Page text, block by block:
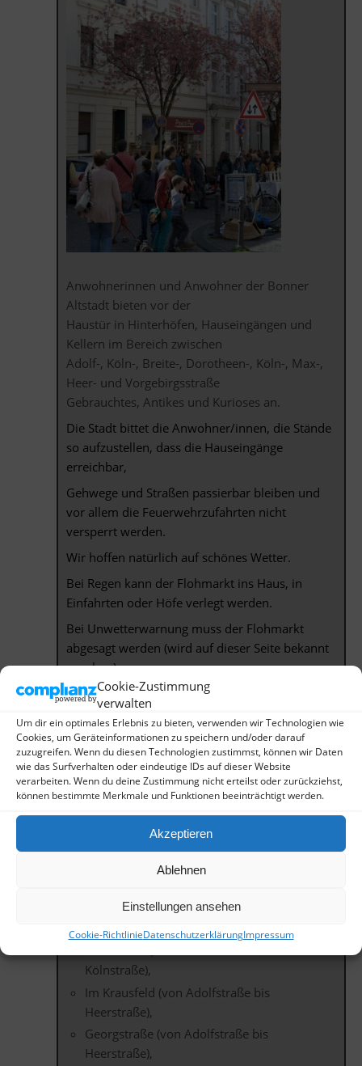
Cookie-Zustimmung
verwalten
Um dir ein optimales Erlebnis zu bieten, verwenden wir Technologien wie
Cookies, um Geräteinformationen zu speichern und/oder darauf
zuzugreifen. Wenn du diesen Technologien zustimmst, können wir Daten
wie das Surfverhalten oder eindeutige IDs auf dieser Website
verarbeiten. Wenn du deine Zustimmung nicht erteilst oder zurückziehst,
können bestimmte Merkmale und Funktionen beeinträchtigt werden.
Akzeptieren
Ablehnen
Einstellungen ansehen
Cookie-RichtlinieDatenschutzerklärungImpressum
Anwohnerinnen und Anwohner der Bonner
Altstadt bieten vor der
Haustür in Hinterhöfen, Hauseingängen und
Kellern im Bereich zwischen
Adolf-, Köln-, Breite-, Dorotheen-, Köln-, Max-,
Heer- und Vorgebirgsstraße
Gebrauchtes, Antikes und Kurioses an.
Die Stadt bittet die Anwohner/innen, die Stände
so aufzustellen, dass die Hauseingänge
erreichbar,
Gehwege und Straßen passierbar bleiben und
vor allem die Feuerwehrzufahrten nicht
versperrt werden.
Wir hoffen natürlich auf schönes Wetter.
Bei Regen kann der Flohmarkt ins Haus, in
Einfahrten oder Höfe verlegt werden.
Bei Unwetterwarnung muss der Flohmarkt
abgesagt werden (wird auf dieser Seite bekannt
gegeben).
Die für den Flohmarkt
vorgesehenen
Straßen(abschnitte) sind:
Breitestraße (von Maxstraße bis
Kölnstraße),
Vorgebirgsstraße (von Heer- bis
Dorotheenstraße, (von Breitestraße bis
Adolfstraße),
Kölnstraße),
Im Krausfeld (von Adolfstraße bis
Heerstraße),
Georgstraße (von Adolfstraße bis
Heerstraße),